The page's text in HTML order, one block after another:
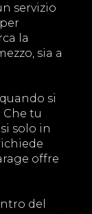
servizio
la
sia a
si
tu
solo in
offre
del